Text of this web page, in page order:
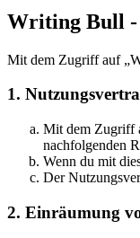
Writing Bull -
Mit dem Zugriff auf
1.
Mit dem Zugriff
nachfolgenden
Wenn du mit
Der
2. Einräumung